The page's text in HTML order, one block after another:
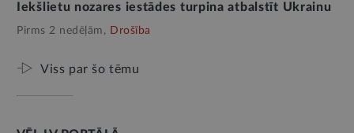
Iekšlietu nozares iestādes turpina atbalstīt Ukrainu
Pirms 2 nedēļām, Drošība
Viss par šo tēmu